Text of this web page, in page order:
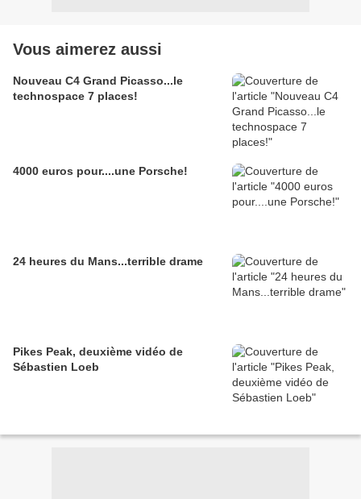
Vous aimerez aussi
Nouveau C4 Grand Picasso...le
technospace 7 places!
4000 euros pour....une Porsche!
24 heures du Mans...terrible drame
Pikes Peak, deuxième vidéo de
Sébastien Loeb